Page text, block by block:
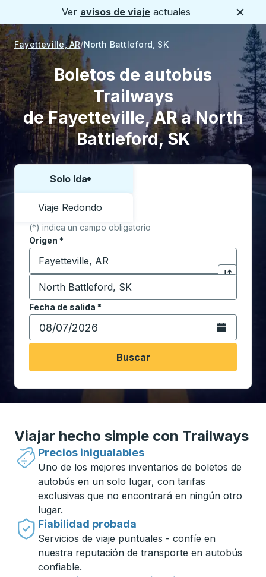
Ver avisos de viajeactuales
Fayetteville, AR North Battleford, SK
Boletos de autobús
Trailways
de Fayetteville, AR a North
Battleford, SK
Elija una forma o viaje de ida y vuelta:
Solo Ida
Viaje Redondo
(*) indica un campo obligatorio
Origen *
Comience a escribir la ciudad de origen para abrir
Haga clic
Destino*
Comience a escribir la ciudad de destino para
Fecha de salida *
Escriba la fecha en formato de fecha Barra diagonal
Abra el
Buscar
Viajar hecho simple con Trailways
Precios inigualables
Uno de los mejores inventarios de boletos de
autobús en un solo lugar, con tarifas
exclusivas que no encontrará en ningún otro
lugar.
Fiabilidad probada
Servicios de viaje puntuales - confíe en
nuestra reputación de transporte en autobús
confiable.